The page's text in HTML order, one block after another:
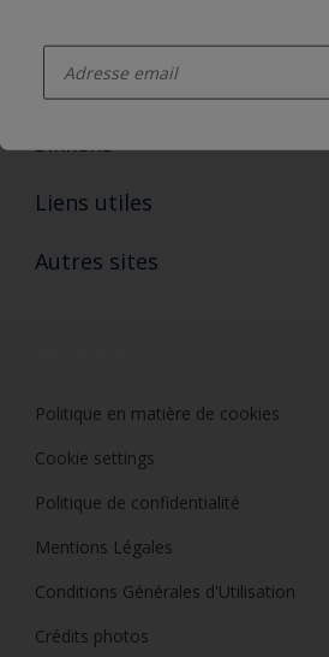
Sikkens
A propos de Sikkens
Liens utiles
Ouvrir un magasin PASS
Autres sites
Politique en matière de cookies
Cookie settings
Politique de confidentialité
Mentions Légales
Conditions Générales d'Utilisation
Crédits photos